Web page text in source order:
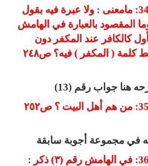
السؤال 34: مامعنى : ولا عبرة فيه بقول
المقصود بالعبارة في الهامش
كالكافر عند المكفر دون
كلمة ( المكفر ) فيه؟ ص٢٤٨
هنا جواب رقم (13)
في مجموعة أجوبة سابقة
السؤال 36: في الهامش رقم (٣) ذكر :